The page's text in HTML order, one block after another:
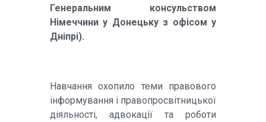
Генеральним консульством
Німеччини у Донецьку з офісом у
Дніпрі).
Навчання охопило теми правового
інформування і правопросвітницької
діяльності, адвокації та роботи